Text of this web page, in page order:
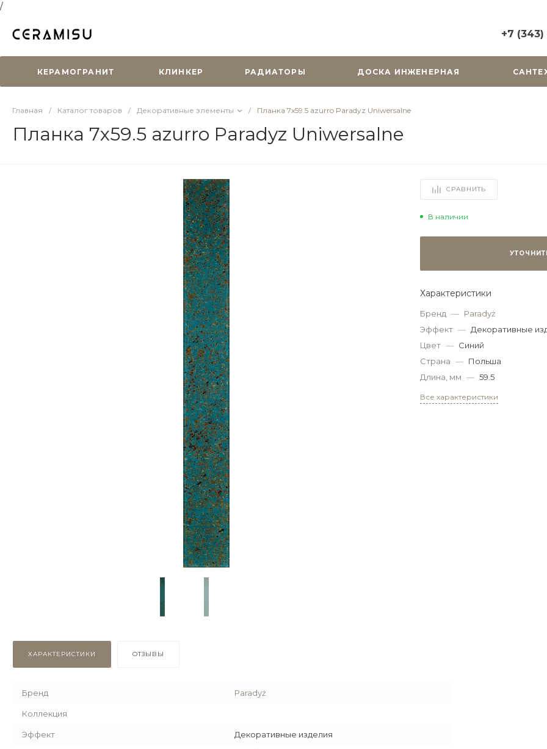
/
+7
г.
Горького,
КЕРАМОГРАНИТ КЛИНКЕР РАДИАТОРЫ ДОСКА ИНЖЕНЕРНАЯ
Главная / Каталог товаров / Декоративные элементы / Планка 7х59.5 azurro Paradyz Uniwersalne
Планка 7х59.5 azurro Paradyz Uniwersalne
СРАВНИТЬ
В наличии
Характеристики
Бренд — Paradyż
Эффект — Декоративные
Цвет — Синий
Страна — Польша
Длина, мм — 59.5
Все характеристики
ХАРАКТЕРИСТИКИ ОТЗЫВЫ
Бренд Paradyż
Коллекция
Эффект Декоративные изделия